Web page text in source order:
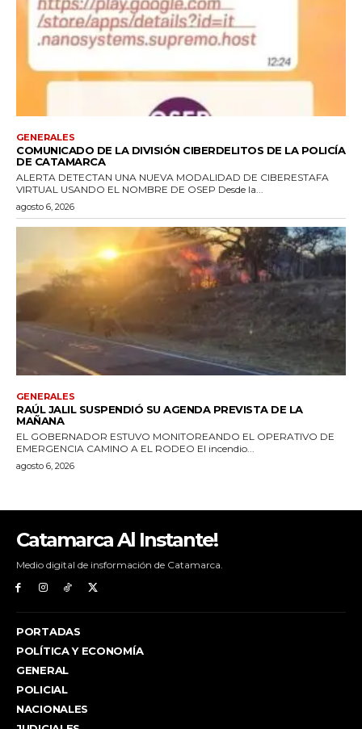
Catamarca Al Instante!
Medio digital de insformación de Catamarca.
PORTADAS
POLÍTICA Y ECONOMÍA
GENERAL
POLICIAL
NACIONALES